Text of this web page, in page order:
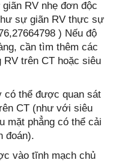
RV nhẹ đơn độc
sự giãn RV thực sự
) Nếu độ
cần tìm thêm các
trên CT hoặc siêu
có thể được quan sát
CT (như với siêu
mặt phẳng có thể cải
đoán).
vào tĩnh mạch chủ